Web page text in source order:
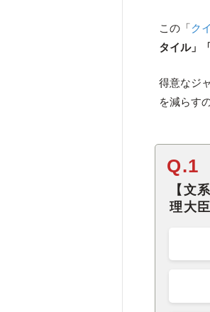
この「ク
タイル」
得意なジ
を減らす
Q.1
【文
理大